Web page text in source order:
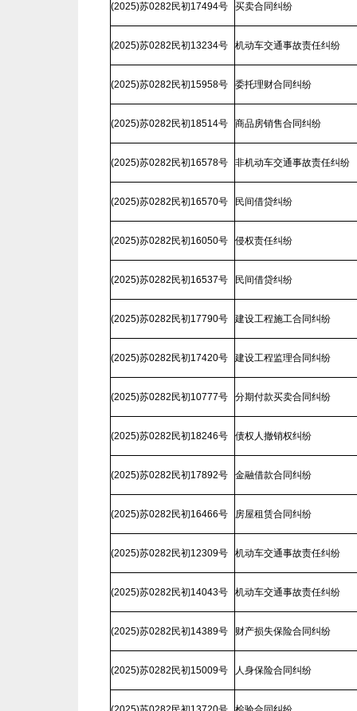
(2025)苏0282民初17494号 买卖合同纠纷
(2025)苏0282民初13234号 机动车交通事故责任纠纷
(2025)苏0282民初15958号 委托理财合同纠纷
(2025)苏0282民初18514号 商品房销售合同纠纷
(2025)苏0282民初16578号 非机动车交通事故责任纠纷
(2025)苏0282民初16570号 民间借贷纠纷
(2025)苏0282民初16050号 侵权责任纠纷
(2025)苏0282民初16537号 民间借贷纠纷
(2025)苏0282民初17790号 建设工程施工合同纠纷
(2025)苏0282民初17420号 建设工程监理合同纠纷
(2025)苏0282民初10777号 分期付款买卖合同纠纷
(2025)苏0282民初18246号 债权人撤销权纠纷
(2025)苏0282民初17892号 金融借款合同纠纷
(2025)苏0282民初16466号 房屋租赁合同纠纷
(2025)苏0282民初12309号 机动车交通事故责任纠纷
(2025)苏0282民初14043号 机动车交通事故责任纠纷
(2025)苏0282民初14389号 财产损失保险合同纠纷
(2025)苏0282民初15009号 人身保险合同纠纷